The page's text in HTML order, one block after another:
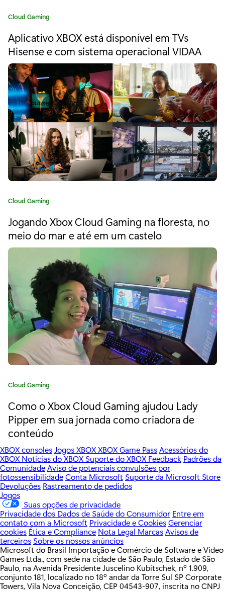
l
o
u
d
G
a
m
i
r
e
b
e
e
x
p
n
s
ã
o
n
B
r
a
s
i
C
t
e
o
r
i
a
:
Cloud Gaming
Aplicativo XBOX está disponível em TVs
Hisense e com sistema operacional VIDAA
C
e
o
a
:
Cloud Gaming
Jogando Xbox Cloud Gaming na floresta, no
meio do mar e até em um castelo
C
t
e
o
r
i
a
:
Cloud Gaming
Como o Xbox Cloud Gaming ajudou Lady
Pipper em sua jornada como criadora de
conteúdo
XBOX consolesJogos XBOXXBOX Game PassAcessórios do
XBOX Notícias do XBOX Suporte do XBOX Feedback Padrões da
ComunidadeAviso de potenciais convulsões por
fotossensibilidadeConta Microsoft Suporte da Microsoft Store
Devoluções Rastreamento de pedidos
Jogos
Suas opções de privacidade
Privacidade dos Dados de Saúde do Consumidor Entre em
contato com a Microsoft Privacidade e CookiesGerenciar
cookies Ética e Compliance Nota Legal MarcasAvisos de
terceiros Sobre os nossos anúncios
Microsoft do Brasil Importação e Comércio de Software e Vídeo
Games Ltda., com sede na cidade de São Paulo, Estado de São
Paulo, na Avenida Presidente Juscelino Kubitschek, nº 1.909,
conjunto 181, localizado no 18º andar da Torre Sul SP Corporate
Towers, Vila Nova Conceição, CEP 04543-907, inscrita no CNPJ